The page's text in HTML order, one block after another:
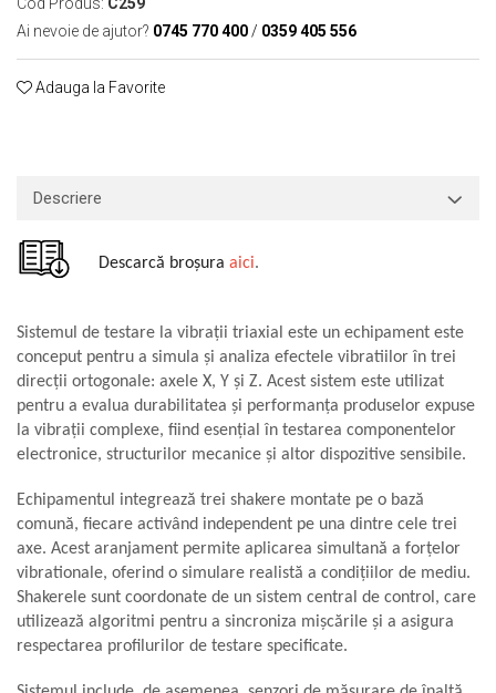
Echipamente pentru industria militară
Macarale portal
Senzori
PC, Laptop, Tablete
Device-uri Industriale
Display-uri Industriale
Computere Industriale
Tablete Industriale
Laptopuri Industriale
Robotică
Servicii
Echilibrări
Sonometrie
Aliniere geometrică
Aliniere hidro & termo
Termografie
Ai nevoie de ajutor? 0745 770 400 / 0359 405 556
Adauga la Favorite
Descriere
Descarcă broșura aici.
Sistemul de testare la vibrații triaxial este un echipament este
conceput pentru a simula și analiza efectele vibratiilor în trei
direcții ortogonale: axele X, Y și Z. Acest sistem este utilizat
pentru a evalua durabilitatea și performanța produselor expuse
la vibrații complexe, fiind esențial în testarea componentelor
electronice, structurilor mecanice și altor dispozitive sensibile.
Echipamentul integrează trei shakere montate pe o bază
comună, fiecare activând independent pe una dintre cele trei
axe. Acest aranjament permite aplicarea simultană a forțelor
vibrationale, oferind o simulare realistă a condițiilor de mediu.
Shakerele sunt coordonate de un sistem central de control, care
utilizează algoritmi pentru a sincroniza mișcările și a asigura
respectarea profilurilor de testare specificate.